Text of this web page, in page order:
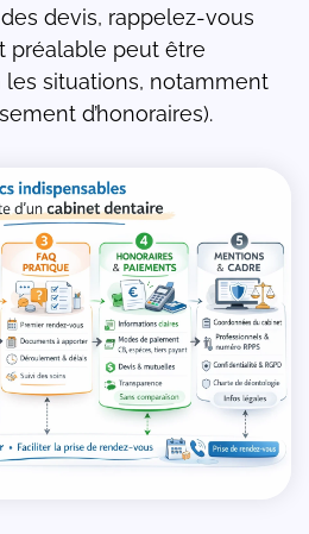
devis, rappelez-vous
préalable peut être
situations, notamment
d’honoraires).